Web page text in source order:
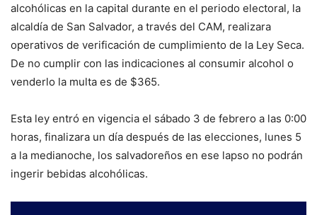
alcohólicas en la capital durante en el periodo electoral, la
alcaldía de San Salvador, a través del CAM, realizara
operativos de verificación de cumplimiento de la Ley Seca.
De no cumplir con las indicaciones al consumir alcohol o
venderlo la multa es de $365.
Esta ley entró en vigencia el sábado 3 de febrero a las 0:00
horas, finalizara un día después de las elecciones, lunes 5
a la medianoche, los salvadoreños en ese lapso no podrán
ingerir bebidas alcohólicas.